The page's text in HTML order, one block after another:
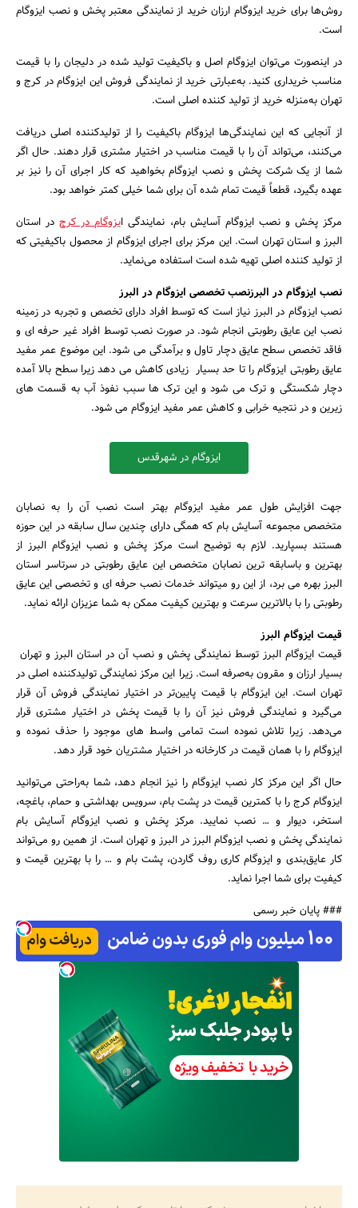
روش‌ها برای خرید ایزوگام ارزان خرید از نمایندگی معتبر پخش و نصب ایزوگام
است.
در اینصورت می‌توان ایزوگام اصل و باکیفیت تولید شده در دلیجان را با قیمت
مناسب خریداری کنید. به‌عبارتی خرید از نمایندگی فروش این ایزوگام در کرج و
تهران به‌منزله خرید از تولید کننده اصلی است.
از آنجایی که این نمایندگی‌ها ایزوگام باکیفیت را از تولیدکننده اصلی دریافت
می‌کنند، می‌تواند آن را با قیمت مناسب در اختیار مشتری قرار دهند. حال اگر
شما از یک شرکت پخش و نصب ایزوگام بخواهید که کار اجرای آن را نیز بر
عهده بگیرد، قطعاً قیمت تمام شده آن برای شما خیلی کمتر خواهد بود.
مرکز پخش و نصب ایزوگام آسایش بام، نمایندگی ایزوگام در کرجدر استان
البرز و استان تهران است. این مرکز برای اجرای ایزوگام از محصول باکیفیتی که
از تولید کننده اصلی تهیه شده است استفاده می‌نماید.
نصب ایزوگام در البرزنصب تخصصی ایزوگام در البرز
نصب ایزوگام در البرز نیاز است که توسط افراد دارای تخصص و تجربه در زمینه
نصب این عایق رطوبتی انجام شود. در صورت نصب توسط افراد غیر حرفه ای و
فاقد تخصص سطح عایق دچار تاول و برآمدگی می شود. این موضوع عمر مفید
عایق رطوبتی ایزوگام را تا حد بسیار زیادی کاهش می دهد زیرا سطح بالا آمده
دچار شکستگی و ترک می شود و این ترک ها سبب نفوذ آب به قسمت های
زیرین و در نتجیه خرابی و کاهش عمر مفید ایزوگام می شود.
ایزوگام در شهرقدس
جهت افزایش طول عمر مفید ایزوگام بهتر است نصب آن را به نصابان
متخصص مجموعه آسایش بام که همگی دارای چندین سال سابقه در این حوزه
هستند بسپارید. لازم به توضیح است مرکز پخش و نصب ایزوگام البرز از
بهترین و باسابقه ترین نصابان متخصص این عایق رطوبتی در سرتاسر استان
البرز بهره می برد، از این رو میتواند خدمات نصب حرفه ای و تخصصی این عایق
رطوبتی را با بالاترین سرعت و بهترین کیفیت ممکن به شما عزیزان ارائه نماید.
قیمت ایزوگام البرز
قیمت ایزوگام البرز توسط نمایندگی پخش و نصب آن در استان البرز و تهران
بسیار ارزان و مقرون به‌صرفه است. زیرا این مرکز نمایندگی تولیدکننده اصلی در
تهران است. این ایزوگام با قیمت ‌پایین‌تر در اختیار نمایندگی فروش آن قرار
می‌گیرد و نمایندگی فروش نیز آن را با قیمت پخش در اختیار مشتری قرار
می‌دهد. زیرا تلاش نموده است تمامی واسط های موجود را حذف نموده و
ایزوگام را با همان قیمت در کارخانه در اختیار مشتریان خود قرار دهد.
حال اگر این مرکز کار نصب ایزوگام را نیز انجام دهد، شما به‌راحتی می‌توانید
ایزوگام کرج را با کمترین قیمت در پشت بام، سرویس بهداشتی و حمام، باغچه،
استخر، دیوار و … نصب نمایید. مرکز پخش و نصب ایزوگام آسایش بام
نمایندگی پخش و نصب ایزوگام البرز در البرز و تهران است. از همین رو می‌تواند
کار عایق‌بندی و ایزوگام کاری روف گاردن، پشت بام و … را با بهترین قیمت و
کیفیت برای شما اجرا نماید.
### پایان خبر رسمی